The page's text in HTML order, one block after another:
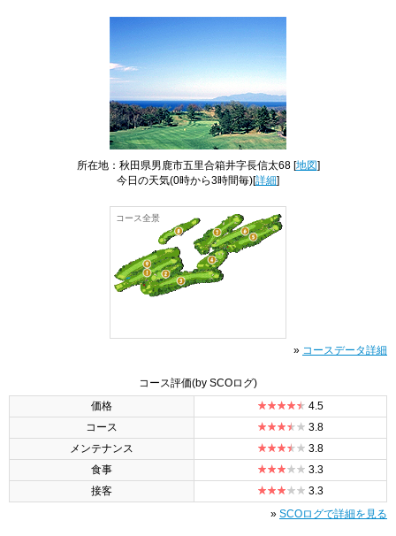
所在地：秋田県男鹿市五里合箱井字長信太68 [地図]
今日の天気(0時から3時間毎)[詳細]
コース全景
» コースデータ詳細
コース評価(by SCOログ)
価格
4.5
コース
3.8
メンテナンス
3.8
食事
3.3
接客
3.3
» SCOログで詳細を見る